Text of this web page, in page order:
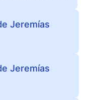
Jeremías
Jeremías